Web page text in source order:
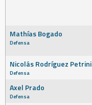
Mathías Bogado
Defensa
Nicolás Rodríguez Petrini
Defensa
Axel Prado
Defensa